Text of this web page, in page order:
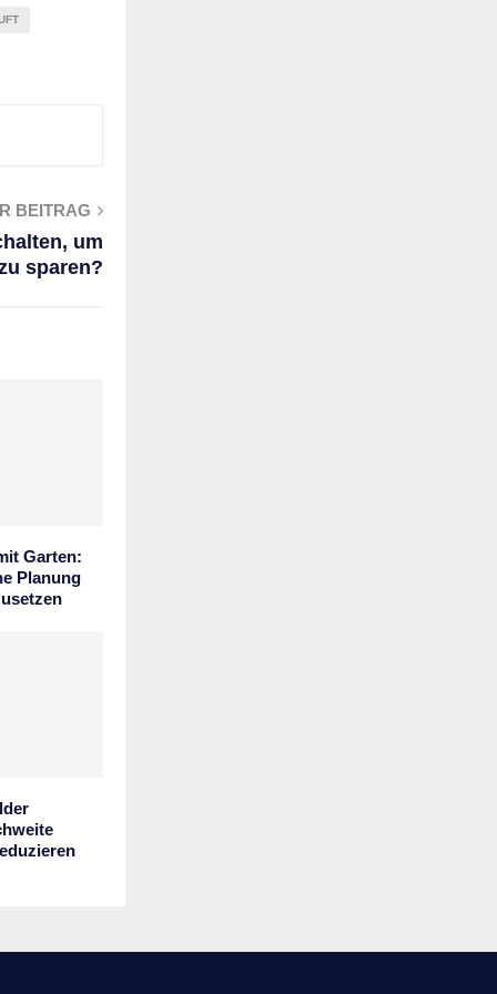
BEITRAG
um
sparen?
Garten:
Planung